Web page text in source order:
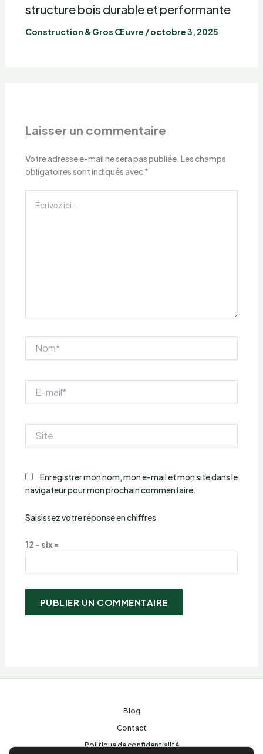
structure bois durable et performante
Construction & Gros Œuvre /octobre 3, 2025
Laisser un commentaire
Votre adresse e-mail ne sera pas publiée. Les champs
obligatoires sont indiqués avec*
ici…
mail*
Enregistrer mon nom, mon e-mail et mon site dans le
navigateur pour mon prochain commentaire.
Saisissez votre réponse en chiffres
12 − six =
Blog
Contact
Politique de confidentialité